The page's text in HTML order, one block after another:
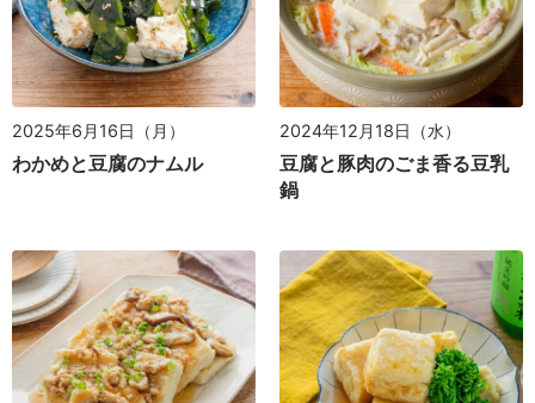
2025年6月16日（月）
わかめと豆腐のナムル
2024年12月18日（水）
豆腐と豚肉のごま香る豆乳
鍋